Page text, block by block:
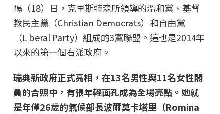
隔（18）日，克里斯特森所領導的溫和黨、基督
教民主黨（Christian Democrats）和自由黨
（Liberal Party）組成的3黨聯盟。這也是2014年
以來的第一個右派政府。
瑞典新政府正式亮相，在13名男性與11名女性閣
員的合照中，有張年輕面孔成為全場亮點。她就
是年僅26歲的氣候部長波爾莫卡塔里（Romina